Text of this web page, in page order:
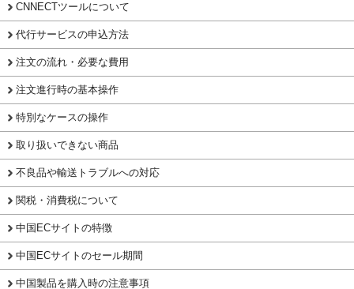
CNNECTツールについて
代行サービスの申込方法
注文の流れ・必要な費用
注文進行時の基本操作
特別なケースの操作
取り扱いできない商品
不良品や輸送トラブルへの対応
関税・消費税について
中国ECサイトの特徴
中国ECサイトのセール期間
中国製品を購入時の注意事項